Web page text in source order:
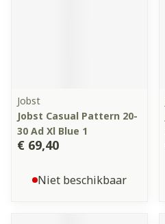
Jobst
Jobst Casual Pattern 20-
30 Ad Xl Blue 1
€ 69,40
Niet beschikbaar